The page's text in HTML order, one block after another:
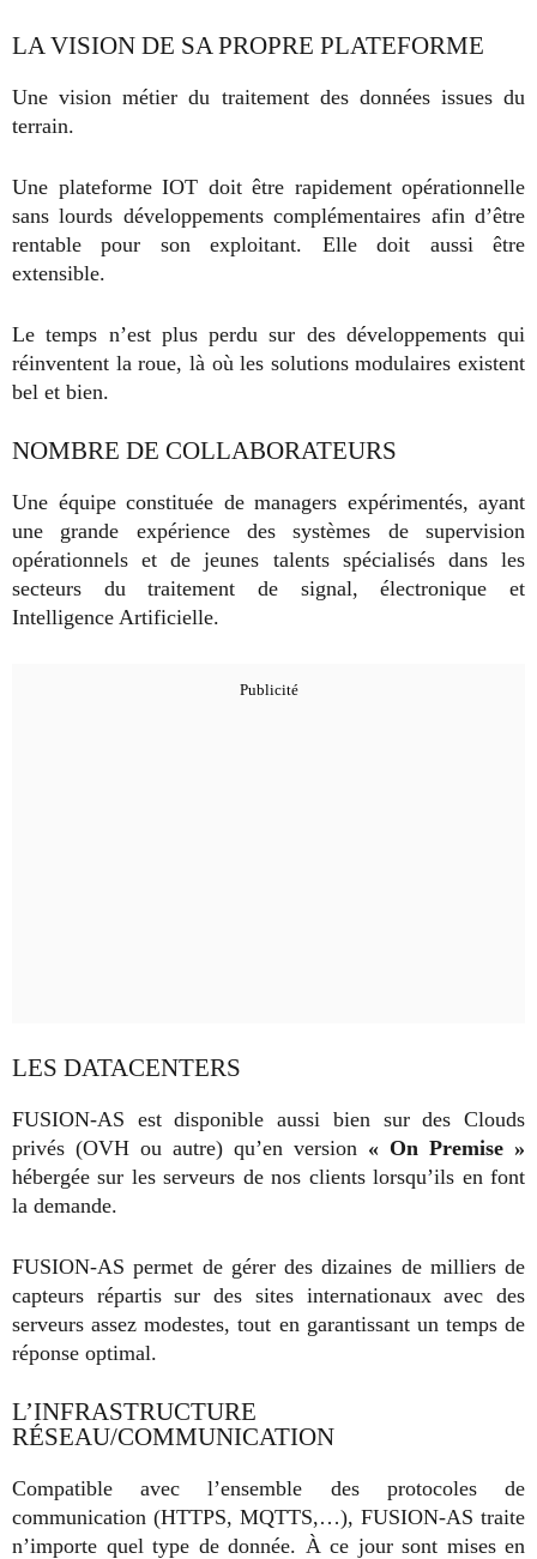
LA VISION DE SA PROPRE PLATEFORME
Une vision métier du traitement des données issues du
terrain.
Une plateforme IOT doit être rapidement opérationnelle
sans lourds développements complémentaires afin d’être
rentable pour son exploitant. Elle doit aussi être
extensible.
Le temps n’est plus perdu sur des développements qui
réinventent la roue, là où les solutions modulaires existent
bel et bien.
NOMBRE DE COLLABORATEURS
Une équipe constituée de managers expérimentés, ayant
une grande expérience des systèmes de supervision
opérationnels et de jeunes talents spécialisés dans les
secteurs du traitement de signal, électronique et
Intelligence Artificielle.
LES DATACENTERS
FUSION-AS est disponible aussi bien sur des Clouds
privés (OVH ou autre) qu’en version « On Premise »
hébergée sur les serveurs de nos clients lorsqu’ils en font
la demande.
FUSION-AS permet de gérer des dizaines de milliers de
capteurs répartis sur des sites internationaux avec des
serveurs assez modestes, tout en garantissant un temps de
réponse optimal.
L’INFRASTRUCTURE
RÉSEAU/COMMUNICATION
Compatible avec l’ensemble des protocoles de
communication (HTTPS, MQTTS,…), FUSION-AS traite
n’importe quel type de donnée. À ce jour sont mises en